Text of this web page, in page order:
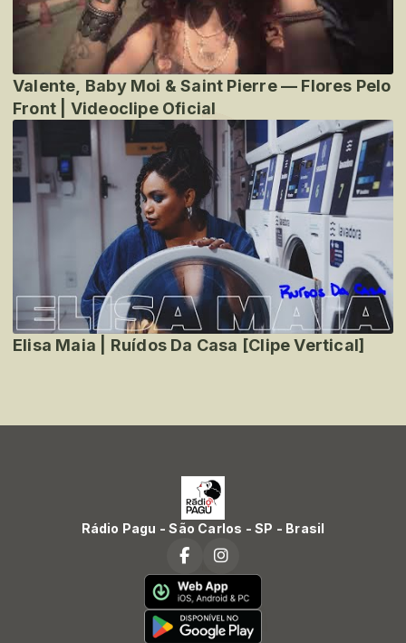
Valente, Baby Moi & Saint Pierre — Flores Pelo
Front | Videoclipe Oficial
Elisa Maia | Ruídos Da Casa [Clipe Vertical]
Rádio Pagu - São Carlos - SP - Brasil